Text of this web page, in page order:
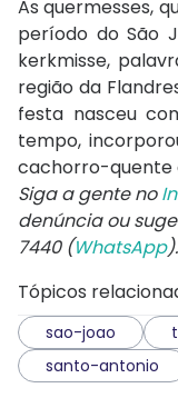
As quermesses,
período do São
kerkmisse,
região da
festa nasceu
tempo,
cachorro-quente
Siga a gente no
denúncia ou
7440 (WhatsApp).
Tópicos
sao-joao
santo-antonio